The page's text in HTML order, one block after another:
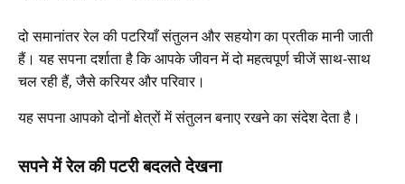
दो समानांतर रेल की पटरियाँ संतुलन और सहयोग का प्रतीक मानी जाती
हैं। यह सपना दर्शाता है कि आपके जीवन में दो महत्वपूर्ण चीजें साथ-साथ
चल रही हैं, जैसे करियर और परिवार।
यह सपना आपको दोनों क्षेत्रों में संतुलन बनाए रखने का संदेश देता है।
सपने में रेल की पटरी बदलते देखना